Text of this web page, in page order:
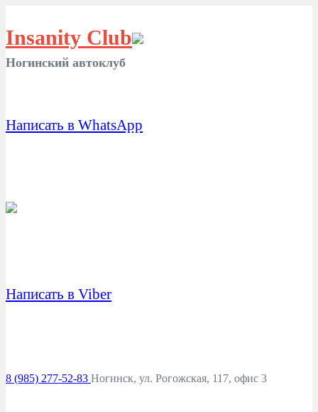
Insanity Club
Ногинский автоклуб
Написать в WhatsApp
Написать в Viber
8 (985) 277-52-83 Ногинск, ул. Рогожская, 117, офис 3